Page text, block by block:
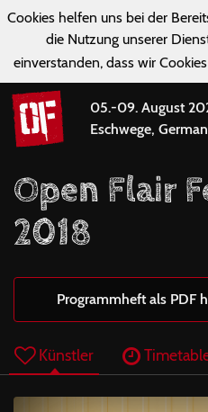
Cookies helfen uns bei der
die Nutzung unserer
einverstanden, dass wir
05.-09. August
Eschwege,
Open Flair
2018
Programmheft als PDF
Künstler